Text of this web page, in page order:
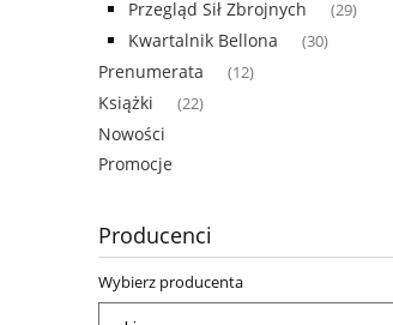
Przegląd Sił Zbrojnych (29)
Kwartalnik Bellona (30)
Prenumerata (12)
Książki (22)
Nowości
Promocje
Producenci
Wybierz producenta